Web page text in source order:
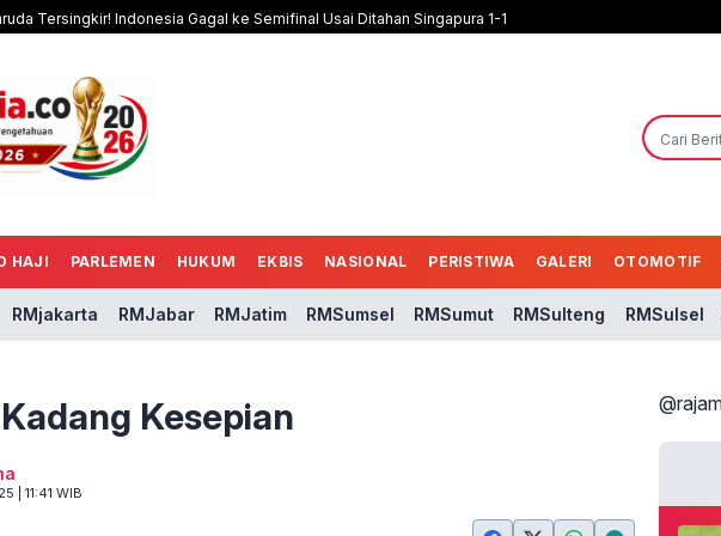
Tersingkir! Indonesia Gagal ke Semifinal Usai Ditahan Singapura 1-1
HAJI PARLEMEN HUKUM EKBIS NASIONAL PERISTIWA GALERI OTOMOTIF
RMjakarta RMJabar RMJatim RMSumsel RMSumut RMSulteng RMSulsel
Kesepian
| 11:41 WIB